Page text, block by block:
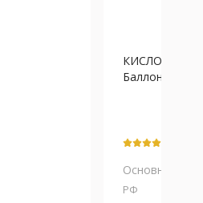
Баллончик с
Основной
РФ